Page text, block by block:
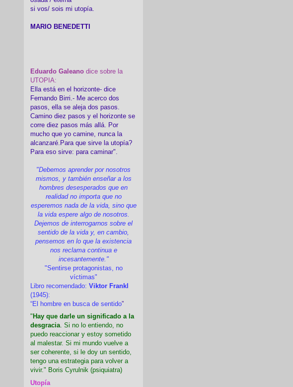
si vos/ sois mi utopía.
MARIO BENEDETTI
Eduardo Galeano dice sobre la
UTOPIA:
Ella está en el horizonte- dice
Fernando Birri.- Me acerco dos
pasos, ella se aleja dos pasos.
Camino diez pasos y el horizonte se
corre diez pasos más allá. Por
mucho que yo camine, nunca la
alcanzaré.Para que sirve la utopía?
Para eso sirve: para caminar".
"Debemos aprender por nosotros
mismos, y también enseñar a los
hombres desesperados que en
realidad no importa que no
esperemos nada de la vida, sino que
la vida espere algo de nosotros.
Dejemos de interrogarnos sobre el
sentido de la vida y, en cambio,
pensemos en lo que la existencia
nos reclama continua e
incesantemente."
"Sentirse protagonistas, no
víctimas"
Libro recomendado: Viktor Frankl
(1945):
“El hombre en busca de sentido”
" Hay que darle un significado a la
desgracia. Si no lo entiendo, no
puedo reaccionar y estoy sometido
al malestar. Si mi mundo vuelve a
ser coherente, si le doy un sentido,
tengo una estrategia para volver a
vivir." Boris Cyrulnik (psiquiatra)
Utopía